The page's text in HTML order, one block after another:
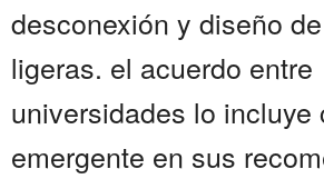
desconexión y diseño
ligeras. el acuerdo entre
universidades lo incluye
emergente en sus